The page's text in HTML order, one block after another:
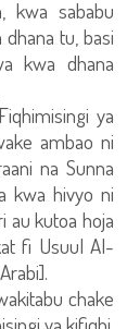
kwa sababu
tu, basi
kwa dhana
ya
ambao ni
na Sunna
kwa hivyo ni
au kutoa hoja
fi Usuul Al-
chake